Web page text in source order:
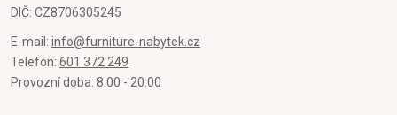
DIČ: CZ8706305245
E-mail: info@furniture-nabytek.cz
Telefon: 601 372 249
Provozní doba: 8:00 - 20:00